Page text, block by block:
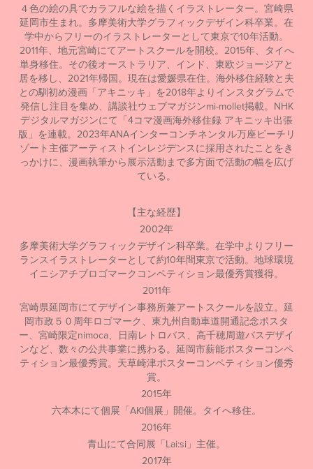
４色の絵の具でカラフルな絵を描くイラストレーター。宮崎県
延岡市生まれ。多摩美術大学グラフィックデザイン科卒業。在
学中からフリーのイラストレーターとして東京で10年活動。
2011年、地元宮崎にてアートスクールを開校。2015年、タイへ
単身移住。その後オーストラリア、インド、東欧ジョージアと
居を移し、2021年帰国。現在は愛媛県在住。海外移住経験と夫
との馴初め漫画「アキニッキ」を2018年よりインスタグラムで
発信し注目を集め、講談社ウェブマガジンmi-mollet掲載。NHK
デジタルマガジンにて「4コマ漫画海外移住録 アキニッキ出張
版」を連載。2023年ANAインターコンチネンタル万座ビーチリ
ゾート主催アーティストインレジデンスに採用されたことをき
っかけに、漫画執筆から展示活動まで多方面で活動の幅を広げ
ている。
【主な経歴】
2002年
多摩美術大学グラフィックデザイン科卒業。在学中よりフリー
ランスイラストレーターとして約10年間東京で活動。地球環境
イニシアチブロゴマークコンペティション最優秀賞獲得。
2011年
宮崎県延岡市にてデザイン事務所兼アートスクールを設立。延
岡市政５０周年ロゴマーク、東九州自動車道開通記念ポスタ
ー、宮崎限定nimoca、日南レトロバス、高千穂周遊バスデザイ
ンなど、数々の公共事業に携わる。延岡市薪能ポスターコンペ
ティション最優秀賞。天草崎津ポスターコンペティション優秀
賞。
2015年
六本木にて個展「AKI個展」開催。タイへ移住。
2016年
青山にて合同展「Lai:si」主催。
2017年